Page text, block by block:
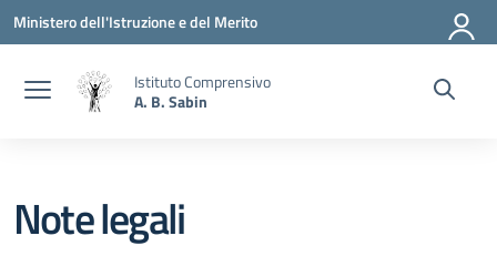
Vai ai contenuti
Vai al menu di navigazione
Vai al footer
Ministero dell'Istruzione e del Merito
Istituto Comprensivo
A. B. Sabin
Note legali